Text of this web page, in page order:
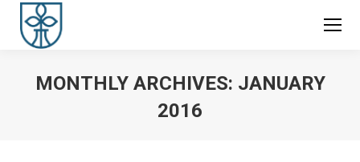
MONTHLY ARCHIVES: JANUARY
2016